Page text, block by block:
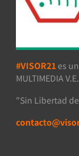
#VISOR21 es
MULTIMEDIA
"Sin Libertad